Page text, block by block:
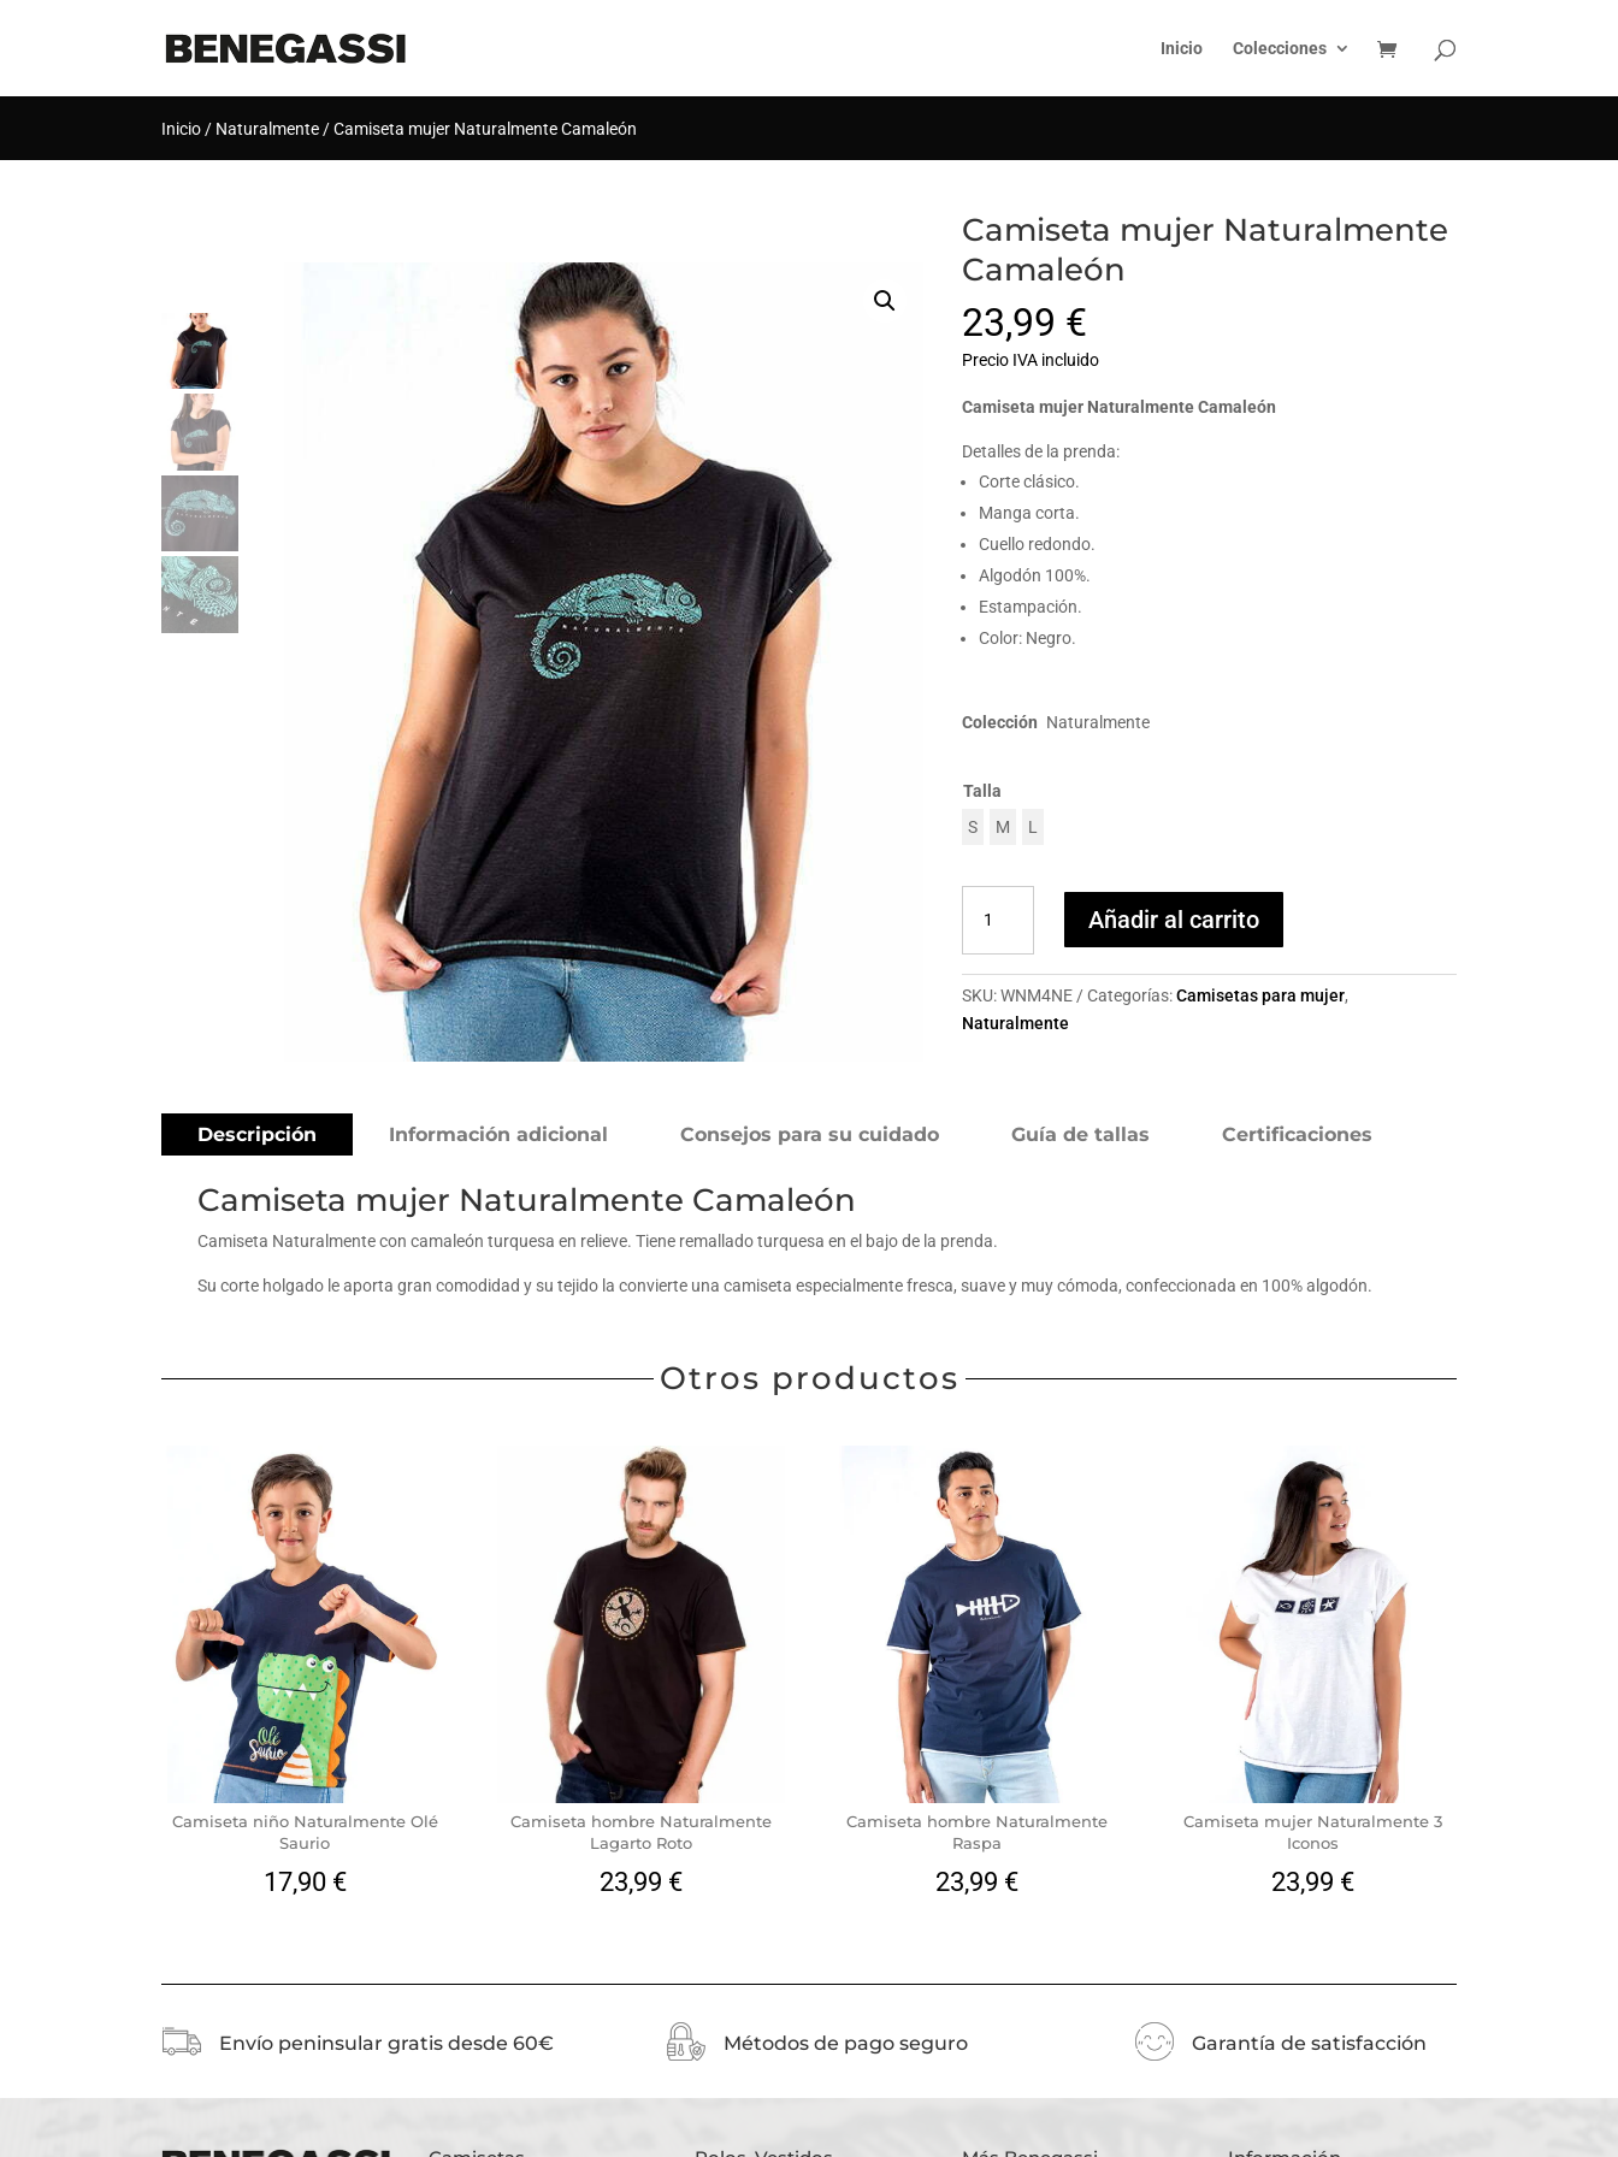
Inicio Colecciones
Inicio / Naturalmente / Camiseta mujer Naturalmente Camaleón
Camiseta mujer Naturalmente
Camaleón
23,99 €
Precio IVA incluido
Camiseta mujer Naturalmente Camaleón
Detalles de la prenda:
Corte clásico.
Manga corta.
Cuello redondo.
Algodón 100%.
Estampación.
Color: Negro.
Colección Naturalmente
Talla
S
M L
mujer
Naturalmente
Camaleón
Añadir al carrito
SKU:WNM4NE Categorías:Camisetas para mujer,
Naturalmente
Descripción Información adicional Consejos para su cuidado Guía de tallas Certificaciones
Camiseta mujer Naturalmente Camaleón
Camiseta Naturalmente con camaleón turquesa en relieve. Tiene remallado turquesa en el bajo de la prenda.
Su corte holgado le aporta gran comodidad y su tejido la convierte una camiseta especialmente fresca, suave y muy cómoda, confeccionada en 100% algodón.
Otros productos
Camiseta niño Naturalmente Olé
Saurio
17,90 €
Camiseta hombre Naturalmente
Lagarto Roto
23,99 €
Camiseta hombre Naturalmente
Raspa
23,99 €
Camiseta mujer Naturalmente 3
Iconos
23,99 €
Envío peninsular gratis desde 60€ Métodos de pago seguro Garantía de satisfacción